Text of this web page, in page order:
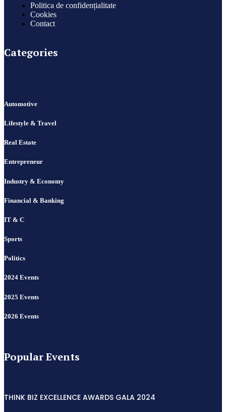
Politica de confidențialitate
Cookies
Contact
Categories
Automotive
Lifestyle & Travel
Real Estate
Entrepreneur
Industry & Economy
Financial & Banking
IT & C
Sports
Politics
2024 Events
2025 Events
2026 Events
Popular Events
THINK BIZ EXCELLENCE AWARDS GALA 2024